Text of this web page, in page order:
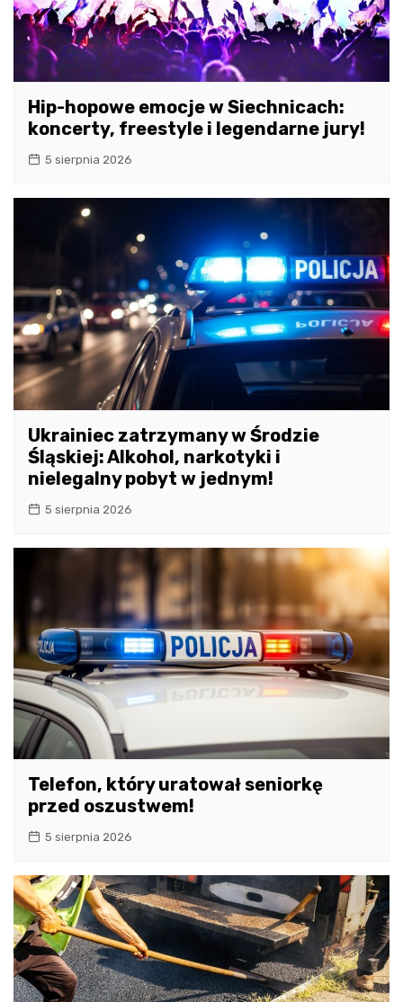
Hip-hopowe emocje w Siechnicach:
koncerty, freestyle i legendarne jury!
5 sierpnia 2026
Ukrainiec zatrzymany w Środzie
Śląskiej: Alkohol, narkotyki i
nielegalny pobyt w jednym!
5 sierpnia 2026
Telefon, który uratował seniorkę
przed oszustwem!
5 sierpnia 2026